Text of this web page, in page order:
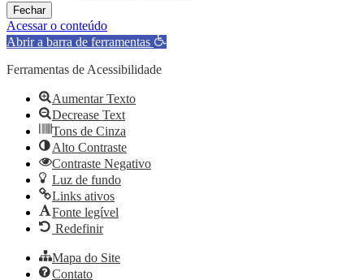
Fechar
Acessar o conteúdo
Abrir a barra de ferramentas
Ferramentas de Acessibilidade
Aumentar Texto
Decrease Text
Tons de Cinza
Alto Contraste
Contraste Negativo
Luz de fundo
Links ativos
Fonte legível
Redefinir
Mapa do Site
Contato